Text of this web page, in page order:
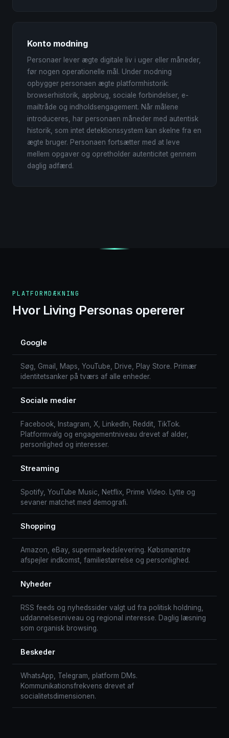
Konto modning
Personaer lever ægte digitale liv i uger eller måneder,
før nogen operationelle mål. Under modning
opbygger personaen ægte platformhistorik:
browserhistorik, appbrug, sociale forbindelser, e-
mailtråde og indholdsengagement. Når målene
introduceres, har personaen måneder med autentisk
historik, som intet detektionssystem kan skelne fra en
ægte bruger. Personaen fortsætter med at leve
mellem opgaver og opretholder autenticitet gennem
daglig adfærd.
PLATFORMDÆKNING
Hvor Living Personas opererer
Google
Søg, Gmail, Maps, YouTube, Drive, Play Store. Primær
identitetsanker på tværs af alle enheder.
Sociale medier
Facebook, Instagram, X, LinkedIn, Reddit, TikTok.
Platformvalg og engagementniveau drevet af alder,
personlighed og interesser.
Streaming
Spotify, YouTube Music, Netflix, Prime Video. Lytte og
sevaner matchet med demografi.
Shopping
Amazon, eBay, supermarkedslevering. Købsmønstre
afspejler indkomst, familiestørrelse og personlighed.
Nyheder
RSS feeds og nyhedssider valgt ud fra politisk holdning,
uddannelsesniveau og regional interesse. Daglig læsning
som organisk browsing.
Beskeder
WhatsApp, Telegram, platform DMs.
Kommunikationsfrekvens drevet af
socialitetsdimensionen.